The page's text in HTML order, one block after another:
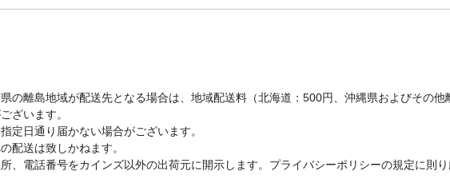
の離島地域が配送先となる場合は、地域配送料（北海道：500円、沖縄県およびその
ざいます。
定日通り届かない場合がございます。
配送は致しかねます。
、電話番号をカインズ以外の出荷元に開示します。プライバシーポリシーの規定に則り